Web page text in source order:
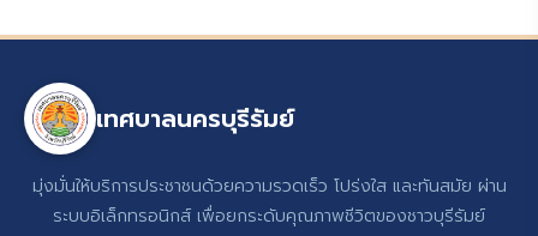
เทศบาลนครบุรีรัมย์
มุ่งมั่นให้บริการประชาชนด้วยความรวดเร็ว โปร่งใส และทันสมัย ผ่าน
ระบบอิเล็กทรอนิกส์ เพื่อยกระดับคุณภาพชีวิตของชาวบุรีรัมย์